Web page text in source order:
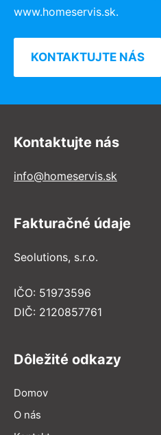
www.homeservis.sk.
KONTAKTUJTE NÁS
Kontaktujte nás
info@homeservis.sk
Fakturačné údaje
Seolutions, s.r.o.
IČO: 51973596
DIČ: 2120857761
Dôležité odkazy
Domov
O nás